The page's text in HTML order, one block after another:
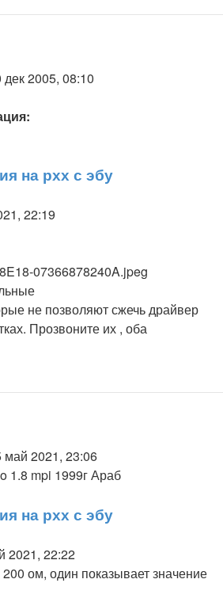
дек 2005, 08:10
на рхх с эбу
22:19
07366878240A.jpeg
не позволяют сжечь драйвер
Прозвоните их , оба
май 2021, 23:06
1.8 mpi 1999г Араб
на рхх с эбу
2021, 22:22
ом, один показывает значение